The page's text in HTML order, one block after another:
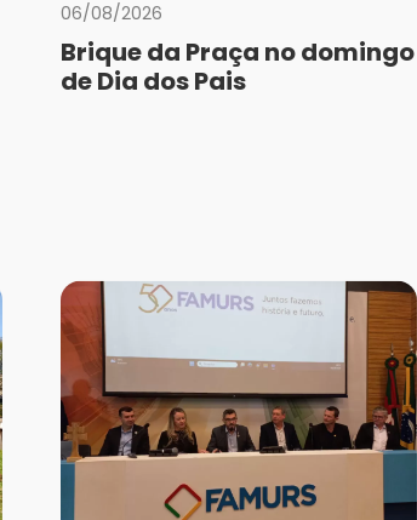
06/08/2026
Brique da Praça no domingo
de Dia dos Pais